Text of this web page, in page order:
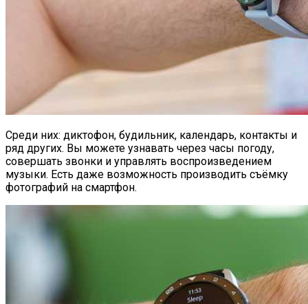
Среди них: диктофон, будильник, календарь, контакты и
ряд других. Вы можете узнавать через часы погоду,
совершать звонки и управлять воспроизведением
музыки. Есть даже возможность производить съёмку
фотографий на смартфон.